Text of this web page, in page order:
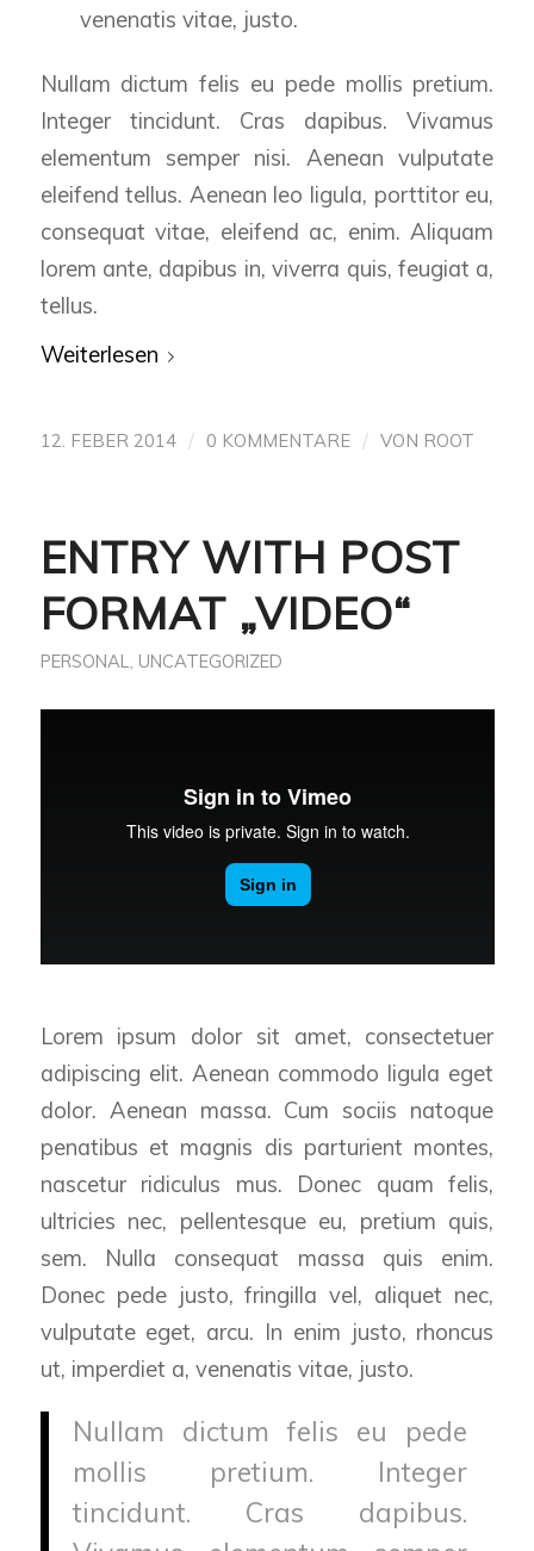
venenatis vitae, justo.
Nullam dictum felis eu pede mollis pretium.
Integer tincidunt. Cras dapibus. Vivamus
elementum semper nisi. Aenean vulputate
eleifend tellus. Aenean leo ligula, porttitor eu,
consequat vitae, eleifend ac, enim. Aliquam
lorem ante, dapibus in, viverra quis, feugiat a,
tellus.
Weiterlesen
12. FEBER 2014 / 0 KOMMENTARE / VON ROOT
ENTRY WITH POST
FORMAT „VIDEO“
PERSONAL UNCATEGORIZED
Lorem ipsum dolor sit amet, consectetuer
adipiscing elit. Aenean commodo ligula eget
dolor. Aenean massa. Cum sociis natoque
penatibus et magnis dis parturient montes,
nascetur ridiculus mus. Donec quam felis,
ultricies nec, pellentesque eu, pretium quis,
sem. Nulla consequat massa quis enim.
Donec pede justo, fringilla vel, aliquet nec,
vulputate eget, arcu. In enim justo, rhoncus
ut, imperdiet a, venenatis vitae, justo.
Nullam dictum felis eu pede
mollis pretium. Integer
tincidunt. Cras dapibus.